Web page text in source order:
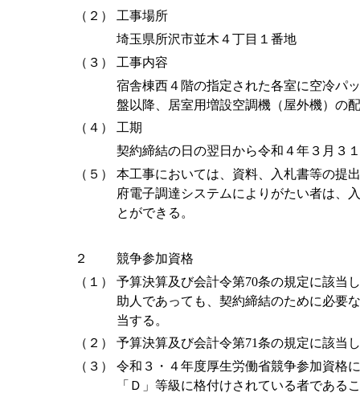
（２）
工事場所
埼玉県所沢市並木４丁目１番地
（３）
工事内容
宿舎棟西４階の指定された各室に空冷パ
盤以降、居室用増設空調機（屋外機）の
（４）
工期
契約締結の日の翌日から令和４年３月３
（５）
本工事においては、資料、入札書等の提
府電子調達システムによりがたい者は、
とができる。
２
競争参加資格
（１）
予算決算及び会計令第70条の規定に該当
助人であっても、契約締結のために必要
当する。
（２）
予算決算及び会計令第71条の規定に該当
（３）
令和３・４年度厚生労働省競争参加資格
「Ｄ」等級に格付けされている者である